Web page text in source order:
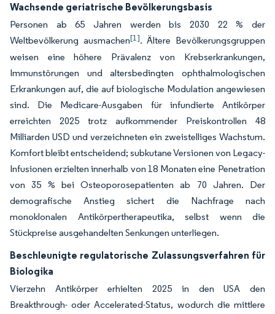
Wachsende geriatrische Bevölkerungsbasis
Personen ab 65 Jahren werden bis 2030 22 % der
Weltbevölkerung ausmachen[1]. Ältere Bevölkerungsgruppen
weisen eine höhere Prävalenz von Krebserkrankungen,
Immunstörungen und altersbedingten ophthalmologischen
Erkrankungen auf, die auf biologische Modulation angewiesen
sind. Die Medicare-Ausgaben für infundierte Antikörper
erreichten 2025 trotz aufkommender Preiskontrollen 48
Milliarden USD und verzeichneten ein zweistelliges Wachstum.
Komfort bleibt entscheidend; subkutane Versionen von Legacy-
Infusionen erzielten innerhalb von 18 Monaten eine Penetration
von 35 % bei Osteoporosepatienten ab 70 Jahren. Der
demografische Anstieg sichert die Nachfrage nach
monoklonalen Antikörpertherapeutika, selbst wenn die
Stückpreise ausgehandelten Senkungen unterliegen.
Beschleunigte regulatorische Zulassungsverfahren für
Biologika
Vierzehn Antikörper erhielten 2025 in den USA den
Breakthrough- oder Accelerated-Status, wodurch die mittlere